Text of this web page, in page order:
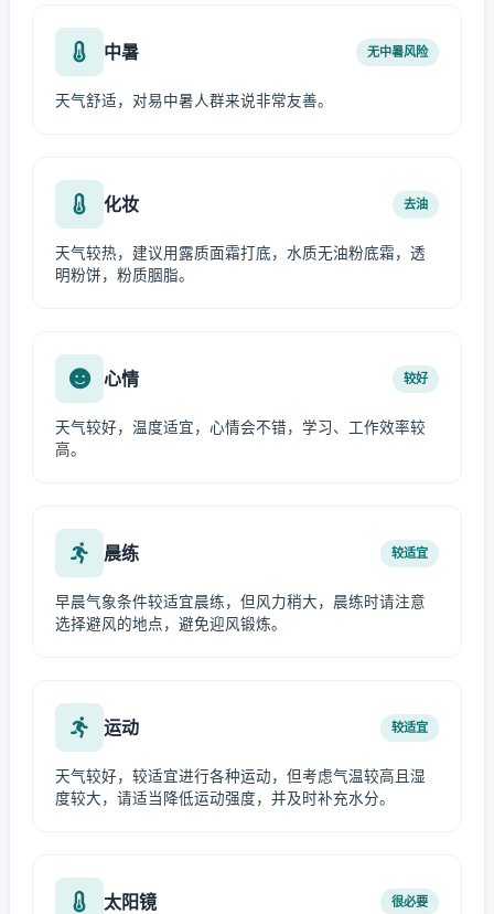
中暑 无中暑风险
天气舒适，对易中暑人群来说非常友善。
化妆 去油
天气较热，建议用露质面霜打底，水质无油粉底霜，透
明粉饼，粉质胭脂。
心情 较好
天气较好，温度适宜，心情会不错，学习、工作效率较
高。
晨练 较适宜
早晨气象条件较适宜晨练，但风力稍大，晨练时请注意
选择避风的地点，避免迎风锻炼。
运动 较适宜
天气较好，较适宜进行各种运动，但考虑气温较高且湿
度较大，请适当降低运动强度，并及时补充水分。
太阳镜 很必要